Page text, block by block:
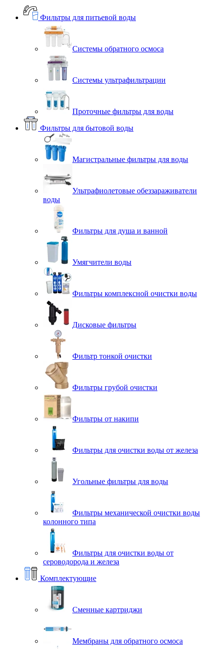
Фильтры для питьевой воды
Системы обратного осмоса
Системы ультрафильтрации
Проточные фильтры для воды
Фильтры для бытовой воды
Магистральные фильтры для воды
Ультрафиолетовые обеззараживатели
воды
Фильтры для душа и ванной
Умягчители воды
Фильтры комплексной очистки воды
Дисковые фильтры
Фильтр тонкой очистки
Фильтры грубой очистки
Фильтры от накипи
Фильтры для очистки воды от железа
Угольные фильтры для воды
Фильтры механической очистки воды
колонного типа
Фильтры для очистки воды от
сероводорода и железа
Комплектующие
Сменные картриджи
Мембраны для обратного осмоса